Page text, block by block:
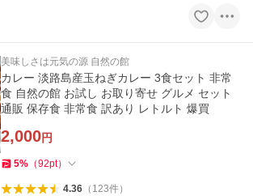
美味しさは元気の源 自然の館
カレー 淡路島産玉ねぎカレー 3食セット 非常
食 自然の館 お試し お取り寄せ グルメ セット
通販 保存食 非常食 訳あり レトルト 爆買
2,000円
5% （92pt）
4.36（ 123件）